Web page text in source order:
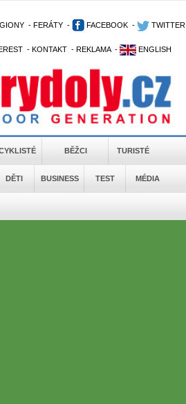
- FERÁTY - FACEBOOK - TWITTER
- KONTAKT - REKLAMA - ENGLISH
BĚŽCI TURISTÉ
DĚTI BUSINESS TEST MÉDIA